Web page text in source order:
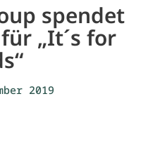
spendet
„It´s for
2019